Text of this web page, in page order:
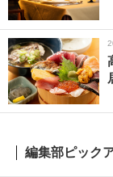
編集部ピック